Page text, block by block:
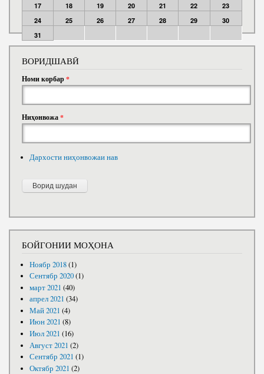
17
18 19 20 21 22
23
24
25 26 27 28 29
30
31
ВОРИДШАВӢ
Номи корбар*
Ниҳонвожа*
Дархости ниҳонвожаи нав
БОЙГОНИИ МОҲОНА
Ноябр 2018(1)
Сентябр 2020(1)
март 2021 (40)
апрел 2021 (34)
Май 2021 (4)
Июн 2021 (8)
Июл 2021 (16)
Август 2021 (2)
Сентябр 2021 (1)
Октябр 2021 (2)